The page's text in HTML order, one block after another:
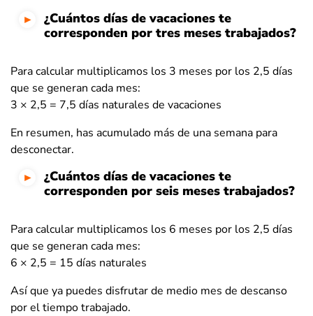
¿Cuántos días de vacaciones te
corresponden por tres meses trabajados?
Para calcular multiplicamos los 3 meses por los 2,5 días
que se generan cada mes:
3 × 2,5 = 7,5 días naturales de vacaciones
En resumen, has acumulado más de una semana para
desconectar.
¿Cuántos días de vacaciones te
corresponden por seis meses trabajados?
Para calcular multiplicamos los 6 meses por los 2,5 días
que se generan cada mes:
6 × 2,5 = 15 días naturales
Así que ya puedes disfrutar de medio mes de descanso
por el tiempo trabajado.